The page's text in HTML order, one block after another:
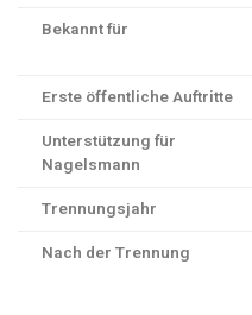
Bekannt für
Erste öffentliche Auftritte
Unterstützung für
Nagelsmann
Trennungsjahr
Nach der Trennung